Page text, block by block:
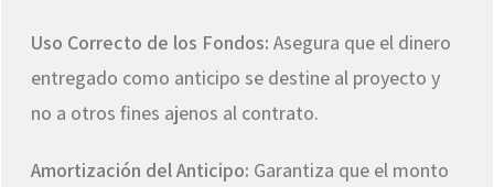
Uso Correcto de los Fondos: Asegura que el dinero
entregado como anticipo se destine al proyecto y
no a otros fines ajenos al contrato.
Amortización del Anticipo: Garantiza que el monto